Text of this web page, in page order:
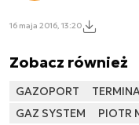
16 maja 2016, 13:20
Zobacz również
GAZOPORT
GAZ SYSTEM
PIOTR